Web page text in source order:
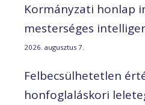
Kormányzati honlap
mesterséges
2026. augusztus 7.
Felbecsülhetetlen
honfoglaláskori